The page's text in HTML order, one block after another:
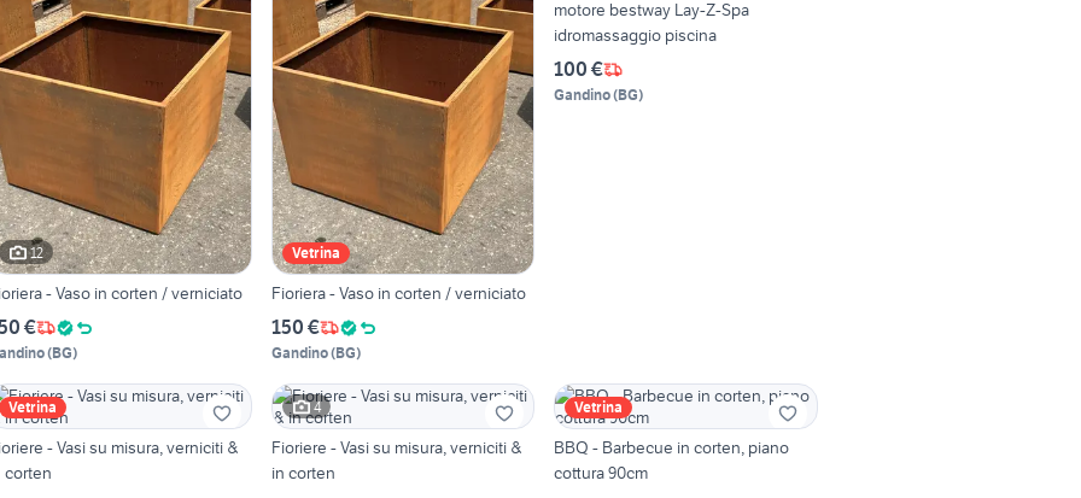
12
- Vaso in corten / verniciato
€
(BG)
Vetrina
Fioriera - Vaso in corten / verniciato
150 €
Gandino(BG)
motore bestway Lay-Z-Spa
idromassaggio piscina
100 €
Gandino(BG)
Vetrina
- Vasi su misura, verniciti &
corten
4
Fioriere - Vasi su misura, verniciti &
in corten
Vetrina
BBQ - Barbecue in corten, piano
cottura 90cm